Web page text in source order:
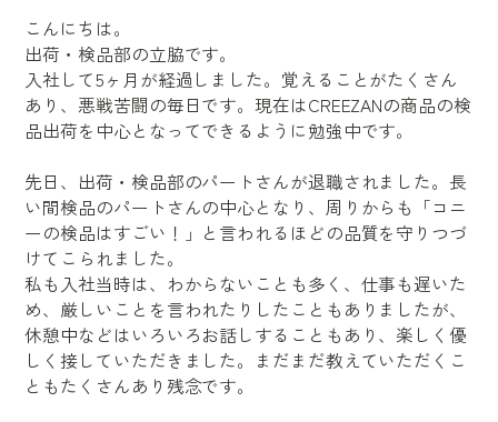
こんにちは。
出荷・検品部の立脇です。
入社して5ヶ月が経過しました。覚えることがたくさん
あり、悪戦苦闘の毎日です。現在はCREEZANの商品の検
品出荷を中心となってできるように勉強中です。
先日、出荷・検品部のパートさんが退職されました。長
い間検品のパートさんの中心となり、周りからも「コニ
ーの検品はすごい！」と言われるほどの品質を守りつづ
けてこられました。
私も入社当時は、わからないことも多く、仕事も遅いた
め、厳しいことを言われたりしたこともありましたが、
休憩中などはいろいろお話しすることもあり、楽しく優
しく接していただきました。まだまだ教えていただくこ
ともたくさんあり残念です。